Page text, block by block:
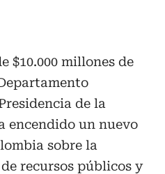
$10.000 millones de
de la
encendido un nuevo
sobre la
recursos públicos y